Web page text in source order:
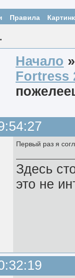
Правила
Начало
Fortress
Первый раз я
Здесь
это не